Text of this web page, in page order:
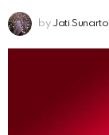
by Jati Sunarto